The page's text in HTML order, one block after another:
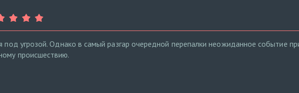
под угрозой. Однако в самый разгар очередной перепалки неожиданное событие
происшествию.